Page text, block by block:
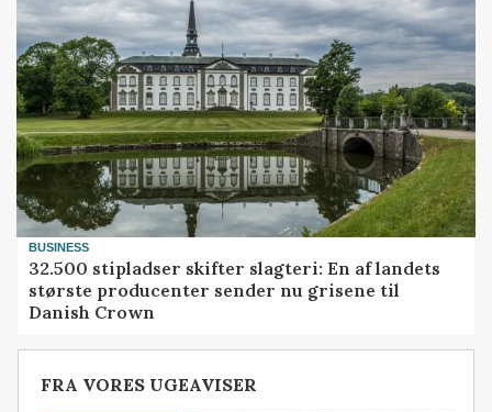
BUSINESS
32.500 stipladser skifter slagteri: En af landets
største producenter sender nu grisene til
Danish Crown
FRA VORES UGEAVISER